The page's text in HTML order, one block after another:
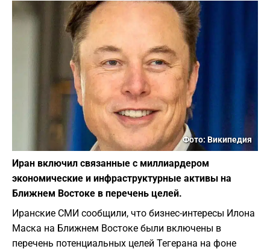
Фото: Википедия
Иран включил связанные с миллиардером
экономические и инфраструктурные активы на
Ближнем Востоке в перечень целей.
Иранские СМИ сообщили, что бизнес-интересы Илона
Маска на Ближнем Востоке были включены в
перечень потенциальных целей Тегерана на фоне